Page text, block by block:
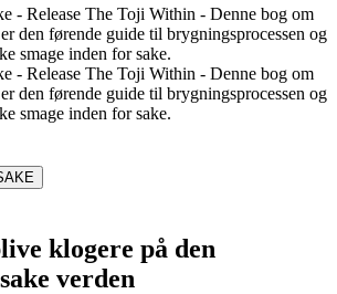
klogere på den
verden